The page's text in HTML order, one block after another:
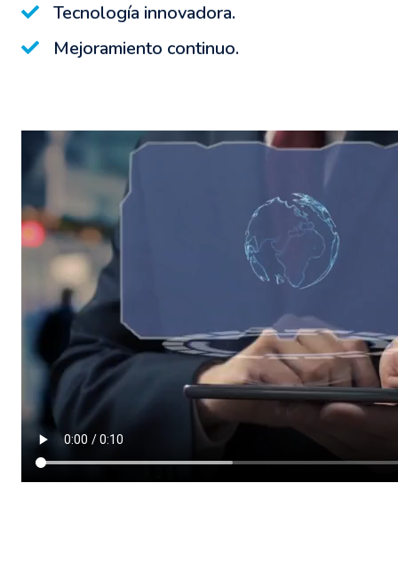
Tecnología innovadora.
Mejoramiento continuo.